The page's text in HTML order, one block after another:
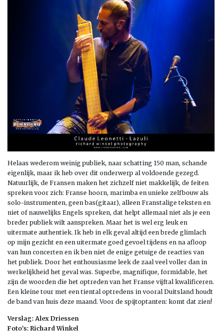
Helaas wederom weinig publiek, naar schatting 150 man, schande
eigenlijk, maar ik heb over dit onderwerp al voldoende gezegd.
Natuurlijk, de Fransen maken het zichzelf niet makkelijk, de feiten
spreken voor zich: Franse hoorn, marimba en unieke zelfbouw als
solo-instrumenten, geen bas(gitaar), alleen Franstalige teksten en
niet of nauwelijks Engels spreken, dat helpt allemaal niet als je een
breder publiek wilt aanspreken. Maar het is wel erg leuk en
uitermate authentiek. Ik heb in elk geval altijd een brede glimlach
op mijn gezicht en een uitermate goed gevoel tijdens en na afloop
van hun concerten en ik ben niet de enige getuige de reacties van
het publiek. Door het enthousiasme leek de zaal veel voller dan in
werkelijkheid het geval was. Superbe, magnifique, formidable, het
zijn de woorden die het optreden van het Franse vijftal kwalificeren.
Een kleine tour met een tiental optredens in vooral Duitsland houdt
de band van huis deze maand. Voor de spijtoptanten: komt dat zien!
Verslag: Alex Driessen
Foto’s: Richard Winkel